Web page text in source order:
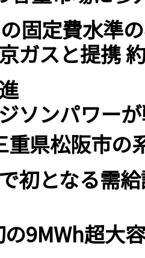
固定費水準
ガスと提携
ソンパワー
重県松阪市
初となる需
9MWh超大